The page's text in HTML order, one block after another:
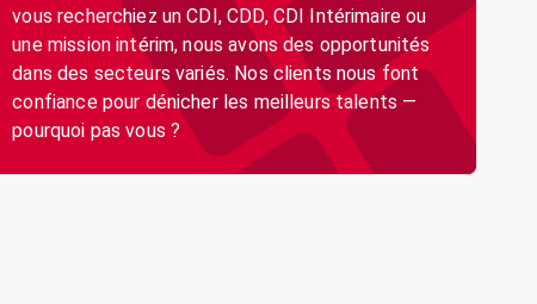
vous recherchiez un CDI, CDD, CDI Intérimaire ou
une mission intérim, nous avons des opportunités
dans des secteurs variés. Nos clients nous font
confiance pour dénicher les meilleurs talents —
pourquoi pas vous ?